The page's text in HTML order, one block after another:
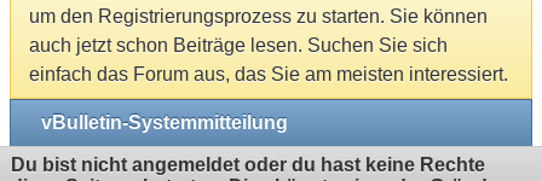
um den Registrierungsprozess zu starten. Sie können
auch jetzt schon Beiträge lesen. Suchen Sie sich
einfach das Forum aus, das Sie am meisten interessiert.
vBulletin-Systemmitteilung
Du bist nicht angemeldet oder du hast keine Rechte